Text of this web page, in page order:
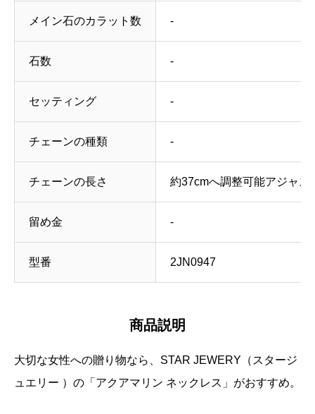
メイン石のカラット数 ‐
石数 ‐
セッティング ‐
チェーンの種類 ‐
チェーンの長さ 約37cmへ調整可能アジャス
留め金 ‐
型番 2JN0947
商品説明
大切な女性への贈り物なら、STAR JEWERY（スタージ
ュエリー ）の「アクアマリン ネックレス」がおすすめ。